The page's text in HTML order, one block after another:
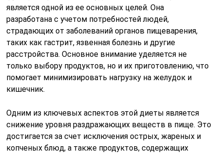
является одной из ее основных целей. Она
разработана с учетом потребностей людей,
страдающих от заболеваний органов пищеварения,
таких как гастрит, язвенная болезнь и другие
расстройства. Основное внимание уделяется не
только выбору продуктов, но и их приготовлению, что
помогает минимизировать нагрузку на желудок и
кишечник.
Одним из ключевых аспектов этой диеты является
снижение уровня раздражающих веществ в пище. Это
достигается за счет исключения острых, жареных и
копченых блюд, а также продуктов, содержащих